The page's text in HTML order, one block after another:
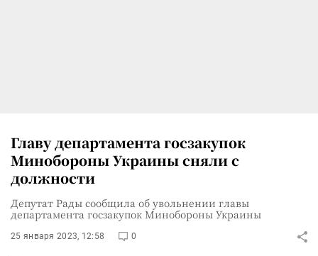
Главу департамента госзакупок
Минобороны Украины сняли с
должности
Депутат Рады сообщила об увольнении главы
департамента госзакупок Минобороны Украины
25 января 2023, 12:58 0